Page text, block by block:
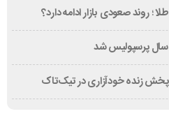
روند صعودی بازار ادامه دارد؟
زنده خودآزاری در تیک‌تاک